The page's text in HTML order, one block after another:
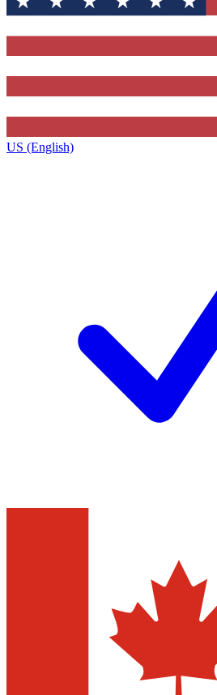
US (English)